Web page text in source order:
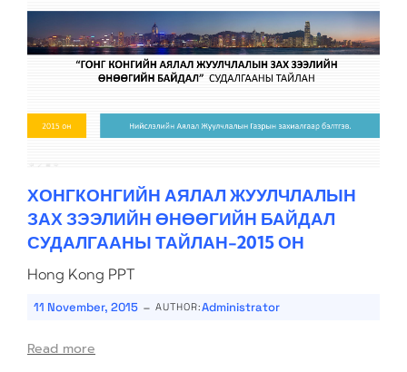
ХОНГКОНГИЙН АЯЛАЛ ЖУУЛЧЛАЛЫН
ЗАХ ЗЭЭЛИЙН ӨНӨӨГИЙН БАЙДАЛ
СУДАЛГААНЫ ТАЙЛАН-2015 ОН
Hong Kong PPT
11 November, 2015 - AUTHOR:Administrator
Read more